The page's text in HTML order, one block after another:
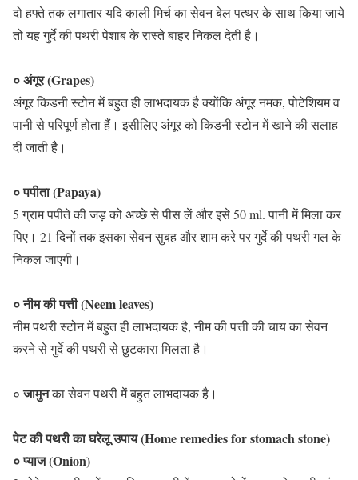
दो हफ्ते तक लगातार यदि काली मिर्च का सेवन बेल पत्थर के साथ किया जाये
तो यह गुर्दे की पथरी पेशाब के रास्ते बाहर निकल देती है।
० अंगूर (Grapes)
अंगूर किडनी स्टोन में बहुत ही लाभदायक है क्योंकि अंगूर नमक, पोटेशियम व
पानी से परिपूर्ण होता हैं। इसीलिए अंगूर को किडनी स्टोन में खाने की सलाह
दी जाती है।
० पपीता (Papaya)
5 ग्राम पपीते की जड़ को अच्छे से पीस लें और इसे 50 ml. पानी में मिला कर
पिए। 21 दिनों तक इसका सेवन सुबह और शाम करे पर गुर्दे की पथरी गल के
निकल जाएगी।
० नीम की पत्ती (Neem leaves)
नीम पथरी स्टोन में बहुत ही लाभदायक है, नीम की पत्ती की चाय का सेवन
करने से गुर्दे की पथरी से छुटकारा मिलता है।
०जामुनका सेवन पथरी में बहुत लाभदायक है।
पेट की पथरी का घरेलू उपाय (Home remedies for stomach stone)
० प्याज (Onion)